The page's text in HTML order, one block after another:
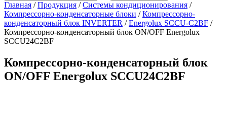
Главная / Продукция / Системы кондиционирования /
Компрессорно-конденсаторные блоки / Компрессорно-
конденсаторный блок INVERTER / Energolux SCCU-C2BF /
Компрессорно-конденсаторный блок ON/OFF Energolux
SCCU24C2BF
Компрессорно-конденсаторный блок
ON/OFF Energolux SCCU24C2BF